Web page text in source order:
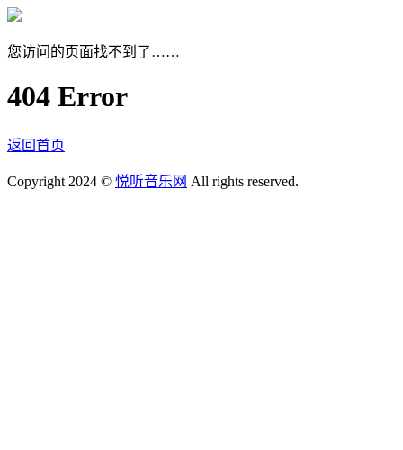
您访问的页面找不到了……
404 Error
返回首页
Copyright 2024 © 悦听音乐网 All rights reserved.